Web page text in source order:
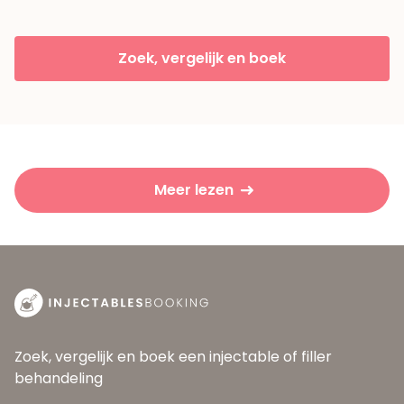
Zoek, vergelijk en boek
Meer lezen
Zoek, vergelijk en boek een injectable of filler
behandeling